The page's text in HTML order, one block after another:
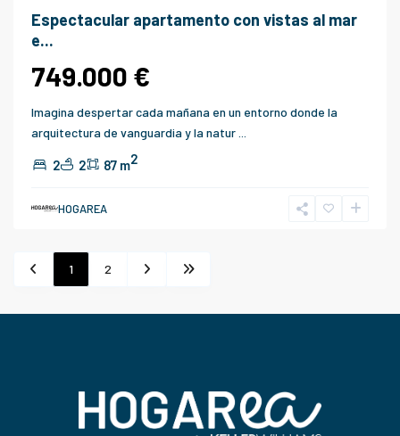
Espectacular apartamento con vistas al mar
e...
749.000 €
Imagina despertar cada mañana en un entorno donde la
arquitectura de vanguardia y la natur
2 2 87 m2
HOGAREA
1 2